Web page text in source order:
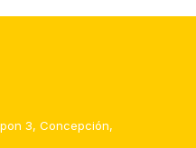
3, Concepción,